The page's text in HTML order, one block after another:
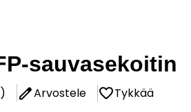
sauvasekoitin
Arvostele
Tykkää